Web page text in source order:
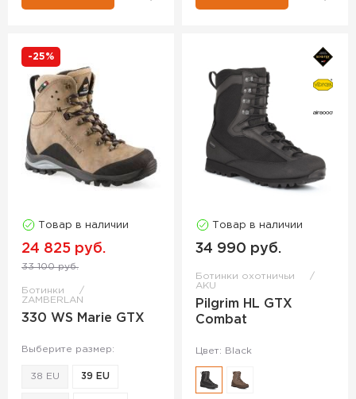
-25%
Товар в наличии
24 825 руб.
33 100 руб.
Ботинки
ZAMBERLAN
330 WS Marie GTX
Выберите размер:
38 EU 39 EU
Товар в наличии
34 990 руб.
Ботинки охотничьи
AKU
Pilgrim HL GTX
Combat
Цвет: Black